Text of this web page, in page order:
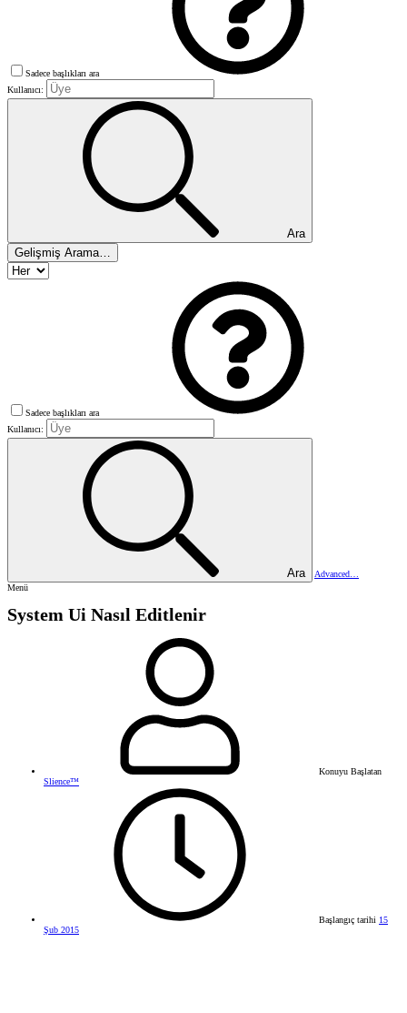
Sadece başlıkları ara
Kullanıcı:
Ara
Gelişmiş Arama…
Sadece başlıkları ara
Kullanıcı:
Ara
Advanced…
Menü
System Ui Nasıl Editlenir
Konuyu Başlatan
Slience™
Başlangıç tarihi 15
Şub 2015